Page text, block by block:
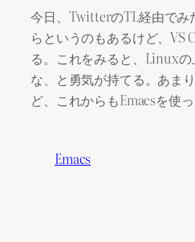
今日、TwitterのTL経由でみ
らというのもあるけど、VS
る。これをみると、Linux
な、と勇気が持てる。あま
ど、これからもEmacsを使っ
Emacs